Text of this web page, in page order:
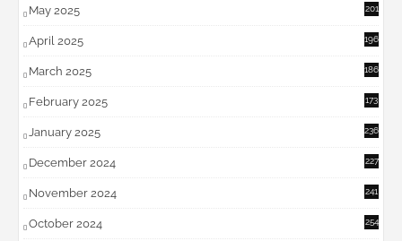
May 2025 201
April 2025 196
March 2025 186
February 2025 173
January 2025 236
December 2024 227
November 2024 241
October 2024 254